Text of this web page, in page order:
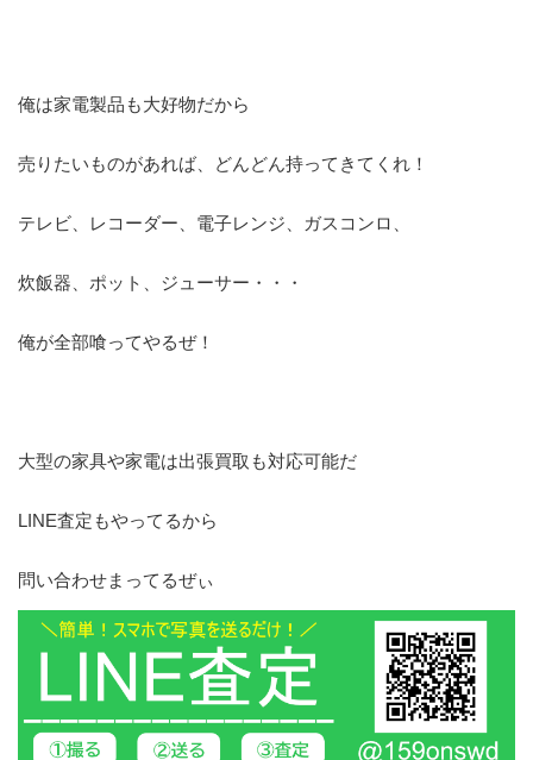
俺は家電製品も大好物だから
売りたいものがあれば、どんどん持ってきてくれ！
テレビ、レコーダー、電子レンジ、ガスコンロ、
炊飯器、ポット、ジューサー・・・
俺が全部喰ってやるぜ！
大型の家具や家電は出張買取も対応可能だ
LINE査定もやってるから
問い合わせまってるぜぃ